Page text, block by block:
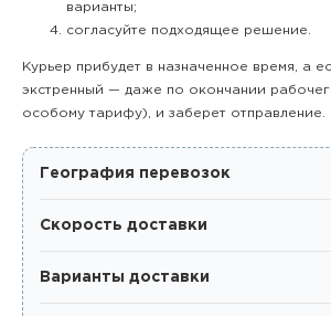
варианты;
согласуйте подходящее решение.
Курьер прибудет в назначенное время, а
экстренный — даже по окончании
особому тарифу), и заберет отправление.
География перевозок
Скорость доставки
Варианты доставки